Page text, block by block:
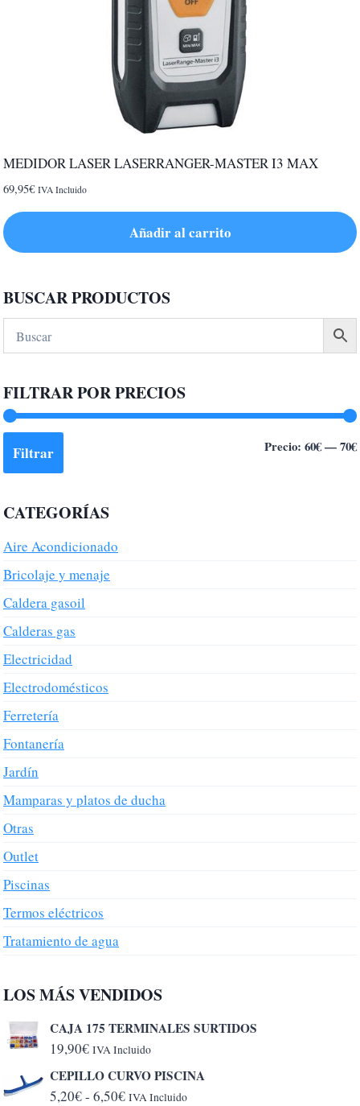
MEDIDOR LASER LASERRANGER-MASTER I3 MAX
69,95€ IVA Incluido
Añadir al carrito
BUSCAR PRODUCTOS
FILTRAR POR PRECIOS
Filtrar Precio: 60€—70€
CATEGORÍAS
Aire Acondicionado
Bricolaje y menaje
Caldera gasoil
Calderas gas
Electricidad
Electrodomésticos
Ferretería
Fontanería
Jardín
Mamparas y platos de ducha
Otras
Outlet
Piscinas
Termos eléctricos
Tratamiento de agua
LOS MÁS VENDIDOS
CAJA 175 TERMINALES SURTIDOS
19,90€ IVA Incluido
CEPILLO CURVO PISCINA
5,20€- 6,50€Rango
IVA Incluido